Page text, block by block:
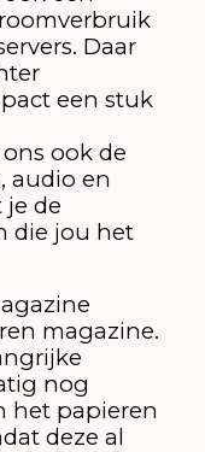
Daar
een stuk
ook de
audio en
je de
die jou het
magazine.
nog
het papieren
deze al